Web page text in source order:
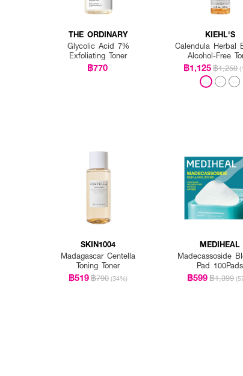
THE ORDINARY
Glycolic Acid 7%
Exfoliating Toner
฿770
KIEHL'S
Calendula Herbal
Alcohol-Free
฿1,125฿1,250
SKIN1004
Madagascar Centella
Toning Toner
฿519฿790 (34%)
MEDIHEAL
Madecassoside
Pad 100Pads
฿599฿1,399